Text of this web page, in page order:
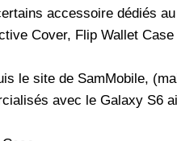
accessoire dédiés
Cover, Flip Wallet
le site de SamMobile,
avec le Galaxy S6